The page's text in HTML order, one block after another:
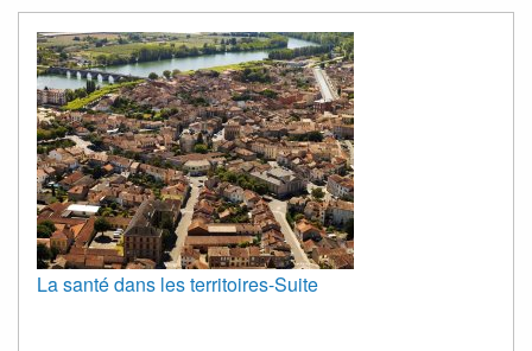
La santé dans les territoires-Suite